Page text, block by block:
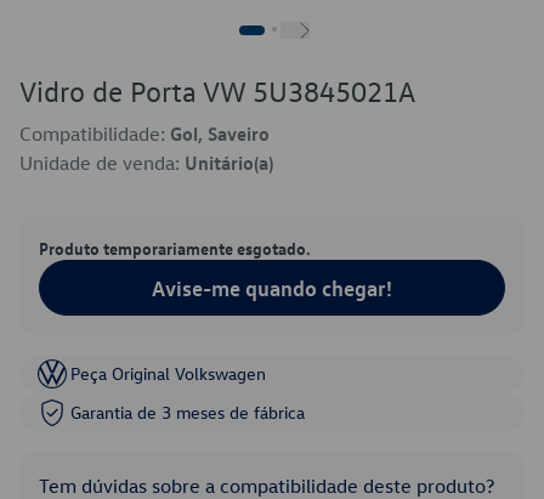
Vidro de Porta VW 5U3845021A
Compatibilidade: Gol, Saveiro
Unidade de venda: Unitário(a)
Produto temporariamente esgotado.
Avise-me quando chegar!
Peça Original Volkswagen
Garantia de 3 meses de fábrica
Tem dúvidas sobre a compatibilidade deste produto?